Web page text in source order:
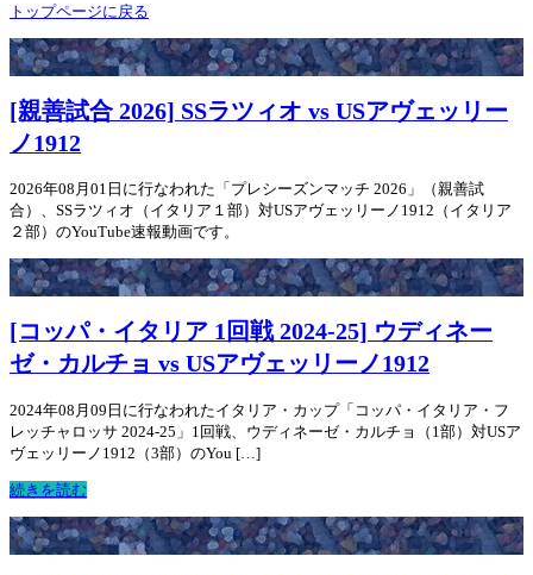
トップページに戻る
[親善試合 2026] SSラツィオ vs USアヴェッリー
ノ1912
2026年08月01日に行なわれた「プレシーズンマッチ 2026」（親善試
合）、SSラツィオ（イタリア１部）対USアヴェッリーノ1912（イタリア
２部）のYouTube速報動画です。
[コッパ・イタリア 1回戦 2024-25] ウディネー
ゼ・カルチョ vs USアヴェッリーノ1912
2024年08月09日に行なわれたイタリア・カップ「コッパ・イタリア・フ
レッチャロッサ 2024-25」1回戦、ウディネーゼ・カルチョ（1部）対USア
ヴェッリーノ1912（3部）のYou […]
続きを読む